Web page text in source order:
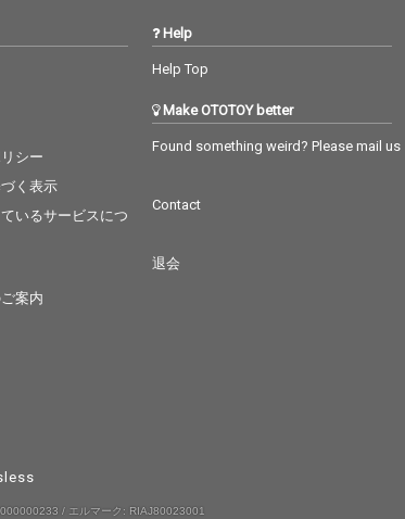
シー
く表示
いるサービスにつ
案内
Help
Help Top
Make OTOTOY better
Found something weird? Please mail us
Contact
退会
/ エルマーク: RIAJ80023001